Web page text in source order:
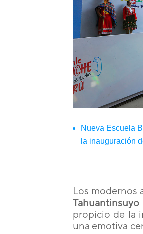
Nueva Escuela
la inauguración
Los modernos
Tahuantinsuyo
propicio de la
una emotiva